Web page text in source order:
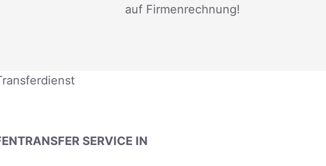
auf Firmenrechnung!
SERVICE IN